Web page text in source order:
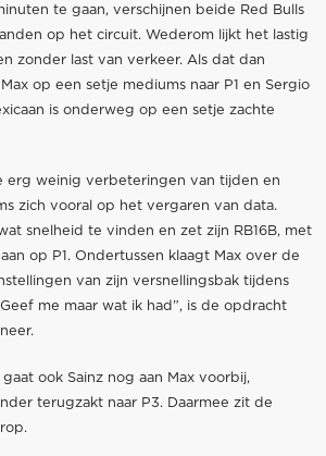
te gaan, verschijnen beide Red Bulls
op het circuit. Wederom lijkt het lastig
zonder last van verkeer. Als dat dan
op een setje mediums naar P1 en Sergio
is onderweg op een setje zachte
erg weinig verbeteringen van tijden en
zich vooral op het vergaren van data.
snelheid te vinden en zet zijn RB16B, met
op P1. Ondertussen klaagt Max over de
van zijn versnellingsbak tijdens
me maar wat ik had”, is de opdracht
ook Sainz nog aan Max voorbij,
terugzakt naar P3. Daarmee zit de